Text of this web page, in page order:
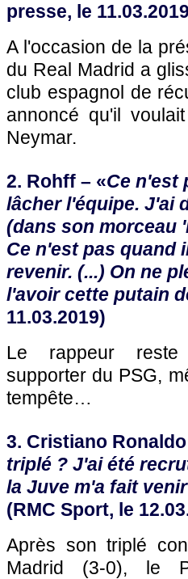
presse, le
A l'occasion de la
du Real Madrid a
club espagnol de
annoncé qu'il
Neymar.
2. Rohff – «Ce n'est
lâcher l'équipe. J'ai
(dans son morceau
Ce n'est pas quand
revenir. (...) On ne
l'avoir cette putain
11.03.2019)
Le rappeur
supporter du PSG,
tempête…
3. Cristiano Ronaldo
triplé ? J'ai été
la Juve m'a fait
(RMC Sport, le
Après son triplé
Madrid (3-0), le